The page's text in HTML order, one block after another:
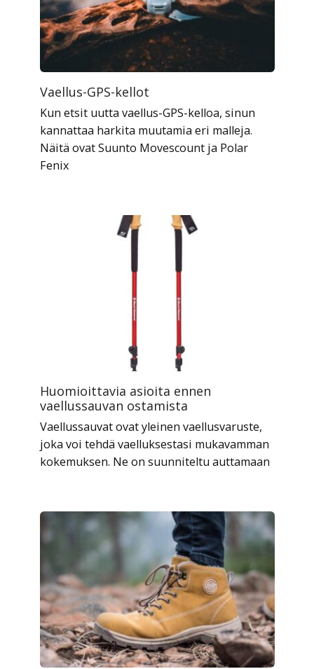
Vaellus-GPS-kellot
Kun etsit uutta vaellus-GPS-kelloa, sinun
kannattaa harkita muutamia eri malleja.
Näitä ovat Suunto Movescount ja Polar
Fenix
Huomioittavia asioita ennen
vaellussauvan ostamista
Vaellussauvat ovat yleinen vaellusvaruste,
joka voi tehdä vaelluksestasi mukavamman
kokemuksen. Ne on suunniteltu auttamaan